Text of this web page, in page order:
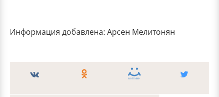
Информация добавлена: Арсен Мелитонян